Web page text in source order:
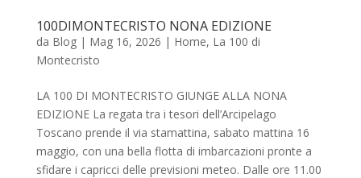
100DIMONTECRISTO NONA EDIZIONE
da Blog| Mag 16, 2026 | Home, La 100 di
Montecristo
LA 100 DI MONTECRISTO GIUNGE ALLA NONA
EDIZIONE La regata tra i tesori dell’Arcipelago
Toscano prende il via stamattina, sabato mattina 16
maggio, con una bella flotta di imbarcazioni pronte a
sfidare i capricci delle previsioni meteo. Dalle ore 11.00